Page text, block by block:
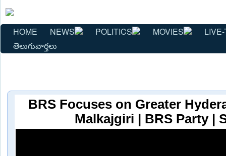
HOME NEWS POLITICS MOVIES
తెలుగువార్తలు
BRS Focuses on Greater
Malkajgiri | BRS Party |